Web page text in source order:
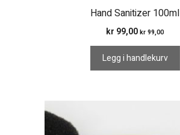
Hand Sanitizer 100ml
kr 99,00 kr 99,00
Legg i handlekurv